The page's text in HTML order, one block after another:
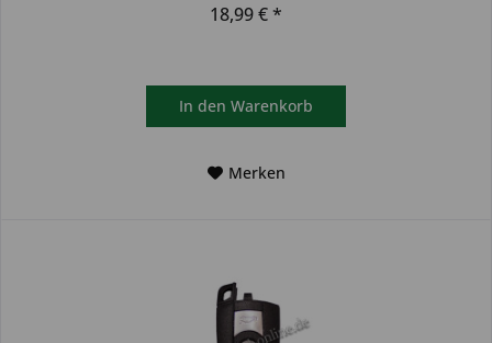
18,99 € *
In den Warenkorb
Merken